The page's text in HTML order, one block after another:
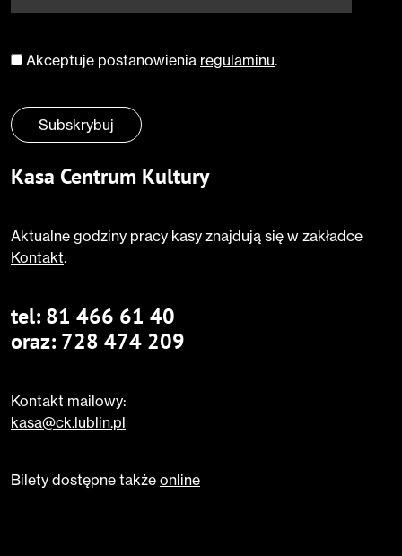
Zgoda*
Akceptuje postanowienia regulaminu.
Subskrybuj
Kasa Centrum Kultury
Aktualne godziny pracy kasy znajdują się w zakładce
Kontakt.
tel: 81 466 61 40
oraz: 728 474 209
Kontakt mailowy:
kasa@ck.lublin.pl
Bilety dostępne także online